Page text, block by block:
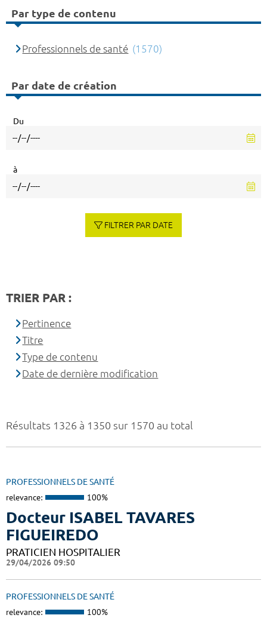
Résultats 1326 à 1350 sur 1570 au total
PROFESSIONNELS DE SANTÉ
relevance: 100%
Docteur ISABEL TAVARES
FIGUEIREDO
PRATICIEN HOSPITALIER
29/04/2026 09:50
PROFESSIONNELS DE SANTÉ
relevance: 100%
Par type de contenu
Professionnels de santé (1570)
Par date de création
Du
à
FILTRER PAR DATE
TRIER PAR :
Pertinence
Titre
Type de contenu
Date de dernière modification